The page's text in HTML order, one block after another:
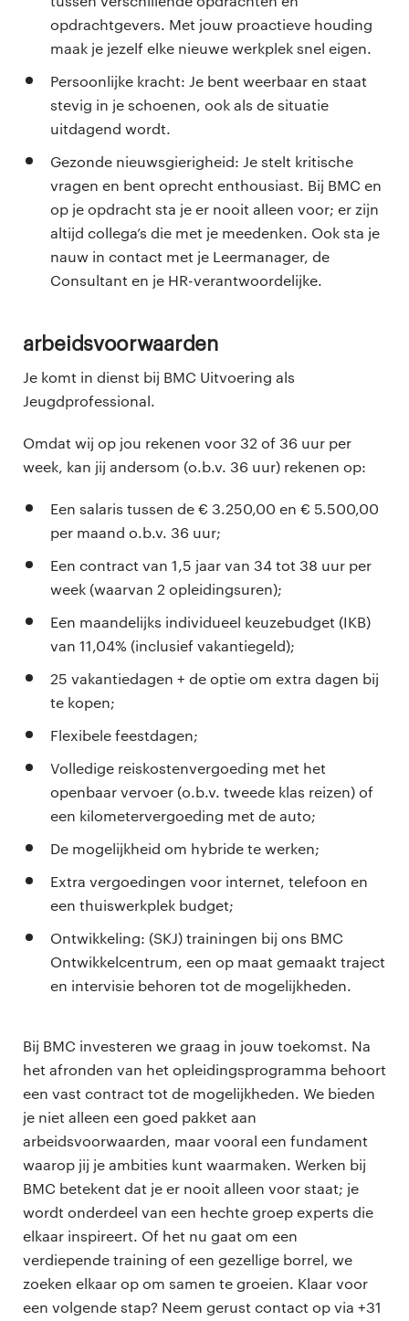
opdrachtgevers. Met jouw proactieve houding
maak je jezelf elke nieuwe werkplek snel eigen.
Persoonlijke kracht: Je bent weerbaar en staat
stevig in je schoenen, ook als de situatie
uitdagend wordt.
Gezonde nieuwsgierigheid: Je stelt kritische
vragen en bent oprecht enthousiast. Bij BMC en
op je opdracht sta je er nooit alleen voor; er zijn
altijd collega’s die met je meedenken. Ook sta je
nauw in contact met je Leermanager, de
Consultant en je HR-verantwoordelijke.
Arbeidsvoorwaarden
Je komt in dienst bij BMC Uitvoering als
Jeugdprofessional.
Omdat wij op jou rekenen voor 32 of 36 uur per
week, kan jij andersom (o.b.v. 36 uur) rekenen op:
Een salaris tussen de € 3.250,00 en € 5.500,00
per maand o.b.v. 36 uur;
Een contract van 1,5 jaar van 34 tot 38 uur per
week (waarvan 2 opleidingsuren);
Een maandelijks individueel keuzebudget (IKB)
van 11,04% (inclusief vakantiegeld);
25 vakantiedagen + de optie om extra dagen bij
te kopen;
Flexibele feestdagen;
Volledige reiskostenvergoeding met het
openbaar vervoer (o.b.v. tweede klas reizen) of
een kilometervergoeding met de auto;
De mogelijkheid om hybride te werken;
Extra vergoedingen voor internet, telefoon en
een thuiswerkplek budget;
Ontwikkeling: (SKJ) trainingen bij ons BMC
Ontwikkelcentrum, een op maat gemaakt traject
en intervisie behoren tot de mogelijkheden.
Bij BMC investeren we graag in jouw toekomst. Na
het afronden van het opleidingsprogramma behoort
een vast contract tot de mogelijkheden. We bieden
je niet alleen een goed pakket aan
arbeidsvoorwaarden, maar vooral een fundament
waarop jij je ambities kunt waarmaken. Werken bij
BMC betekent dat je er nooit alleen voor staat; je
wordt onderdeel van een hechte groep experts die
elkaar inspireert. Of het nu gaat om een
verdiepende training of een gezellige borrel, we
zoeken elkaar op om samen te groeien. Klaar voor
een volgende stap? Neem gerust contact op via +31